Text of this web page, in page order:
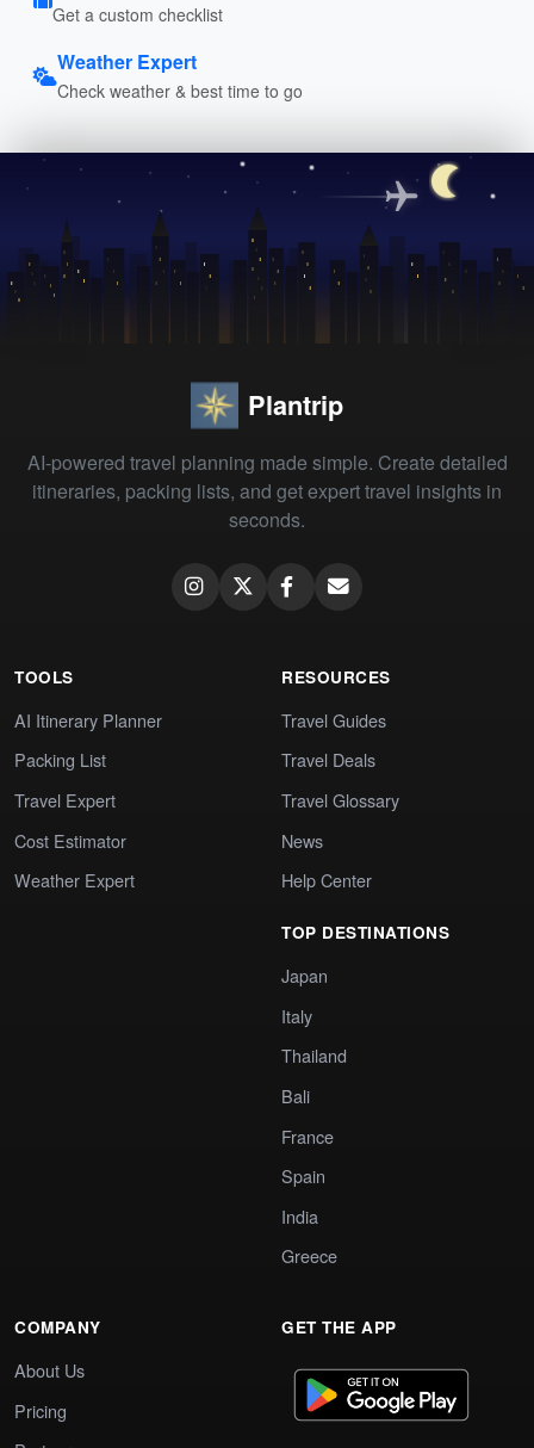
Get a custom checklist
Weather Expert
Check weather & best time to go
Plantrip
AI-powered travel planning made simple. Create detailed
itineraries, packing lists, and get expert travel insights in
seconds.
TOOLS
AI Itinerary Planner
Packing List
Travel Expert
Cost Estimator
Weather Expert
RESOURCES
Travel Guides
Travel Deals
Travel Glossary
News
Help Center
TOP DESTINATIONS
Japan
Italy
Thailand
Bali
France
Spain
India
Greece
COMPANY
About Us
Pricing
GET THE APP